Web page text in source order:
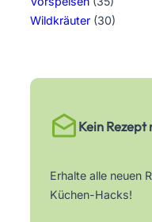
Wildkräuter (30)
Kein
Erhalte alle neuen
Küchen-Hacks!